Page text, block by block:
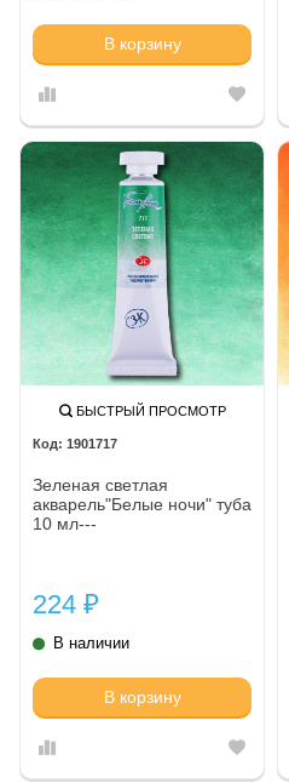
В корзину
БЫСТРЫЙ ПРОСМОТР
1901717
Зеленая светлая
акварель"Белые ночи" туба
10 мл---
224 ₽
В наличии
В корзину